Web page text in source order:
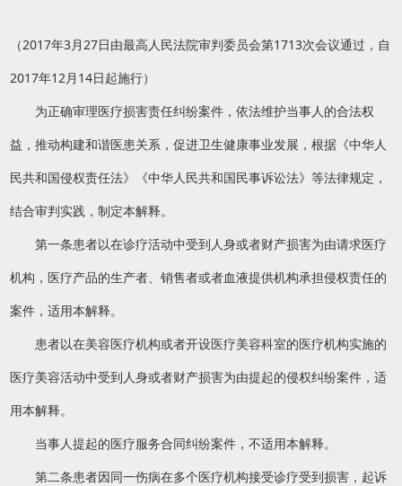
（2017年3月27日由最高人民法院审判委员会第1713次会议通过，自
2017年12月14日起施行）
为正确审理医疗损害责任纠纷案件，依法维护当事人的合法权
益，推动构建和谐医患关系，促进卫生健康事业发展，根据《中华人
民共和国侵权责任法》《中华人民共和国民事诉讼法》等法律规定，
结合审判实践，制定本解释。
第一条患者以在诊疗活动中受到人身或者财产损害为由请求医疗
机构，医疗产品的生产者、销售者或者血液提供机构承担侵权责任的
案件，适用本解释。
患者以在美容医疗机构或者开设医疗美容科室的医疗机构实施的
医疗美容活动中受到人身或者财产损害为由提起的侵权纠纷案件，适
用本解释。
当事人提起的医疗服务合同纠纷案件，不适用本解释。
第二条患者因同一伤病在多个医疗机构接受诊疗受到损害，起诉